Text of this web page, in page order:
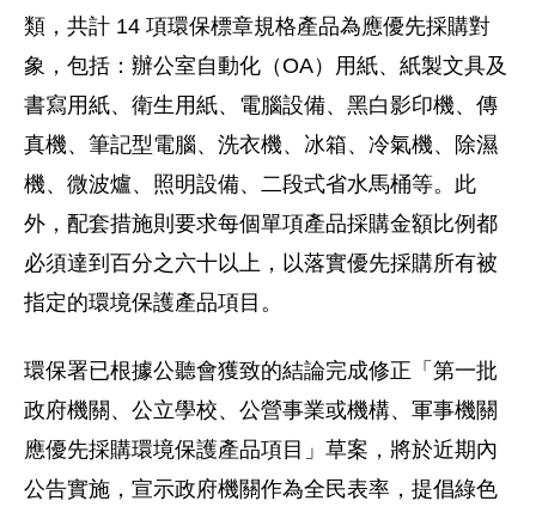
類，共計 14 項環保標章規格產品為應優先採購對
象，包括：辦公室自動化（OA）用紙、紙製文具及
書寫用紙、衛生用紙、電腦設備、黑白影印機、傳
真機、筆記型電腦、洗衣機、冰箱、冷氣機、除濕
機、微波爐、照明設備、二段式省水馬桶等。此
外，配套措施則要求每個單項產品採購金額比例都
必須達到百分之六十以上，以落實優先採購所有被
指定的環境保護產品項目。
環保署已根據公聽會獲致的結論完成修正「第一批
政府機關、公立學校、公營事業或機構、軍事機關
應優先採購環境保護產品項目」草案，將於近期內
公告實施，宣示政府機關作為全民表率，提倡綠色